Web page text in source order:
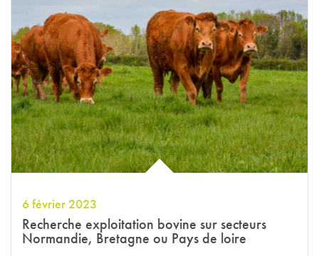
6 février 2023
Recherche exploitation bovine sur secteurs
Normandie, Bretagne ou Pays de loire